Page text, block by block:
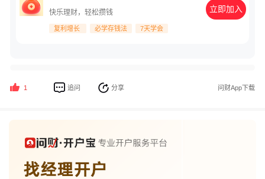
快乐理财，轻松攒钱
复利增长 必学存钱法 7天学会
立即加入
1 追问 分享 问财App下载